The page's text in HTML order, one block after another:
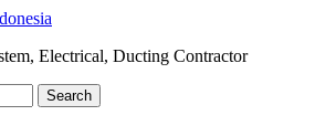
Electrical, Ducting Contractor
Search